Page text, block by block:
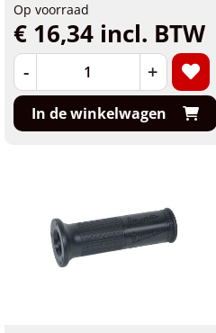
Op voorraad
€ 16,34 incl. BTW
- +
In de winkelwagen